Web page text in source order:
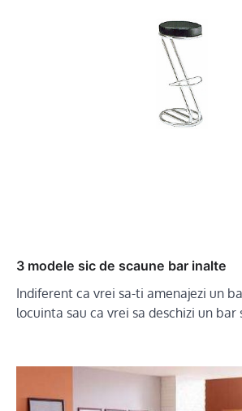
3 modele sic de scaune bar inalte
Indiferent ca vrei sa-ti amenajezi un
locuinta sau ca vrei sa deschizi un